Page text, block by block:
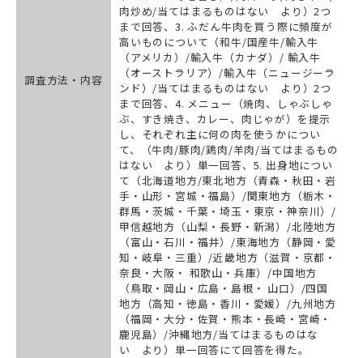
調査方法・内容
肉炒め/当てはまるものはない より）2つ
まで回答、3. ふだん牛肉を買う際に頻度が
高いものについて（和牛/国産牛/輸入牛
（アメリカ）/輸入牛（カナダ）/ 輸入牛
（オーストラリア）/輸入牛（ニュージーラ
ンド）/当てはまるものはない より）2つ
まで回答、4. メニュー（焼肉、しゃぶしゃ
ぶ、すき焼き、カレー、肉じゃが）を提示
し、それぞれ主に何の肉を使うかについ
て、（牛肉/豚肉/鶏肉/羊肉/当てはまるもの
はない より）単一回答、5. 出身地につい
て（北海道地方/東北地方（青森・秋田・岩
手・山形・宮城・福島）/関東地方（栃木・
群馬・茨城・千葉・埼玉・東京・神奈川）/
甲信越地方（山梨・長野・新潟）/北陸地方
（富山・石川・福井）/東海地方（静岡・愛
知・岐阜・三重）/近畿地方（滋賀・京都・
奈良・大阪・ 和歌山・兵庫）/中国地方
（鳥取・岡山・広島・島根・ 山口）/四国
地方（高知・徳島・香川・愛媛）/九州地方
（福岡・大分・佐賀・熊本・長崎・宮崎・
鹿児島）/沖縄地方/当てはまるものはな
い より）単一回答にて回答を得た。